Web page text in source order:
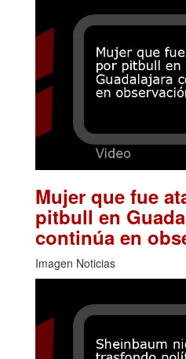
Mujer que fue
pitbull en
continúa en
Imagen Noticias